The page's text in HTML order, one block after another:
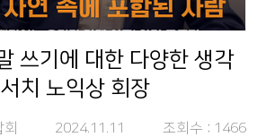
쓰기에 대한 다양한 생각
치 노익상 회장
2024.11.11 조회수 : 1466